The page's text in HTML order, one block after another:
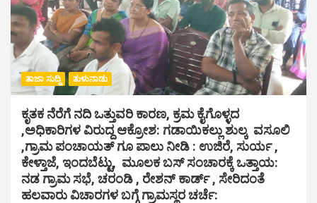
ತಾಜಾ ಸುದ್ದಿ ತುಳುನಾಡು
ಕೃತಕ ನೆರೆಗೆ ನದಿ ಒತ್ತುವರಿ ಕಾರಣ, ಕ್ರಮ ಕೈಗೊಳ್ಳದ
,ಅಧಿಕಾರಿಗಳ ವಿರುದ್ದ ಆಕ್ರೋಶ: ಗಡಾಯಿಕಲ್ಲು ಶುಲ್ಕ ವಸೂಲಿ
,ಗ್ರಾಮ ಪಂಚಾಯತ್ ಗೂ ಪಾಲು ನೀಡಿ : ಉಜಿರೆ, ಸುರ್ಯ ,
ಕೇಳ್ತಾಜೆ, ಇಂದಬೆಟ್ಟು, ಮೂಲಕ ಬಸ್ ಸಂಚಾರಕ್ಕೆ ಒತ್ತಾಯ:
ನಡ ಗ್ರಾಮ ಸಭೆ, ಚರಂಡಿ , ರೇಶನ್ ಕಾರ್ಡ್ , ಸೇರಿದಂತೆ
ಹಲವಾರು ವಿಚಾರಗಳ ಬಗ್ಗೆ ಗ್ರಾಮಸ್ಥರ ಚರ್ಚೆ: